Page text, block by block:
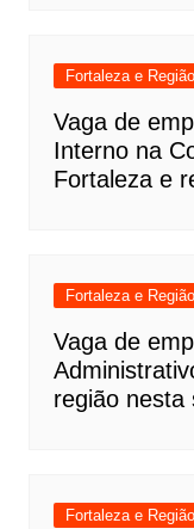
Fortaleza e
Vaga de
Interno na
Fortaleza e
Fortaleza e
Vaga de
região nesta
Fortaleza e